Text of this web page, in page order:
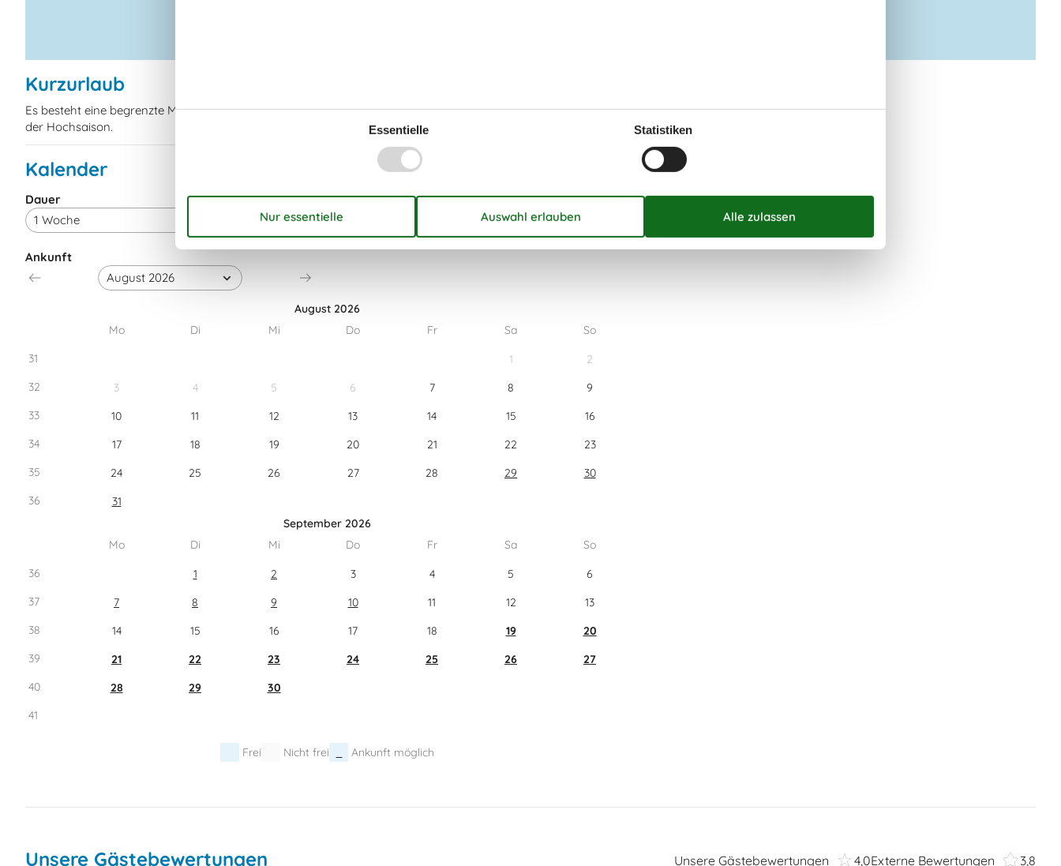
Kurzurlaub
Es besteht eine begrenzte Möglichkeit das ganze Jahr einen Kurzurlaub zu machen, typischerweise außerhalb
der Hochsaison.
Kalender
Ankunft
August 2026
Mo
Di Mi Do Fr Sa
So
31
1
2
32
3 4 5 6 7 8
9
33
10 11 12 13 14 15
16
34
17 18 19 20 21 22
23
35
24 25 26 27 28 29
30
36
31
September 2026
Mo
Di Mi Do Fr Sa
So
36
1 2 3 4 5
6
37
7 8 9 10 11 12
13
38
14 15 16 17 18 19
20
39
21 22 23 24 25 26
27
40
28 29
30
41
Frei Nicht frei Ankunft möglich
Dauer
Unsere Gästebewertungen Unsere Gästebewertungen 4,0Externe Bewertungen 3,8
Essentielle Statistiken